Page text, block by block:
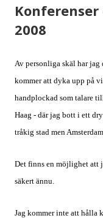
2008
Av personliga skäl har jag
kommer att dyka upp på
handplockad som talare
Haag - där jag bott i ett
tråkig stad men
Det finns en möjlighet att
säkert ännu.
Jag kommer inte att hålla